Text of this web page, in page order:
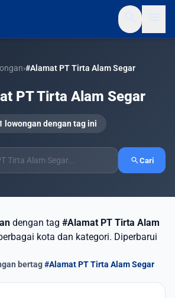
›#Alamat PT Tirta Alam Segar
PT Tirta Alam Segar
lowongan dengan tag ini
searchCari
dengan tag #Alamat PT Tirta Alam
kota dan kategori. Diperbarui
bertag#Alamat PT Tirta Alam Segar